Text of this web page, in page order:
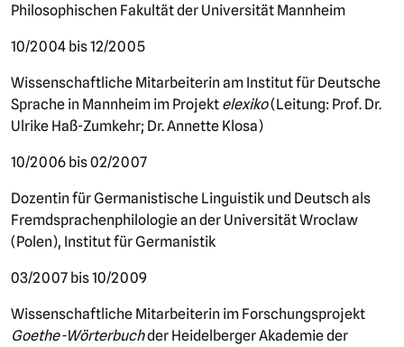
Philosophischen Fakultät der Universität Mannheim
10/2004 bis 12/2005
Wissenschaftliche Mitarbeiterin am Institut für Deutsche
Sprache in Mannheim im Projekt elexiko(Leitung: Prof. Dr.
Ulrike Haß-Zumkehr; Dr. Annette Klosa)
10/2006 bis 02/2007
Dozentin für Germanistische Linguistik und Deutsch als
Fremdsprachenphilologie an der Universität Wroclaw
(Polen), Institut für Germanistik
03/2007 bis 10/2009
Wissenschaftliche Mitarbeiterin im Forschungsprojekt
Goethe-Wörterbuchder Heidelberger Akademie der